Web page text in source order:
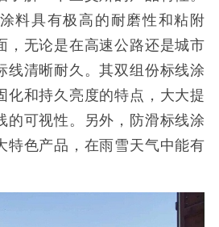
料具有极高的耐磨性和粘附
，无论是在高速公路还是城市
线清晰耐久。其双组份标线涂
化和持久亮度的特点，大大提
的可视性。另外，防滑标线涂
特色产品，在雨雪天气中能有